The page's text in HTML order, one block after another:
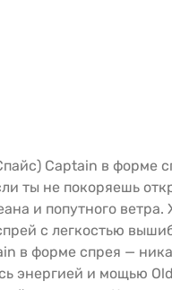
Captain в форме
ты не покоряешь
и попутного ветра.
с легкостью
в форме спрея —
энергией и мощью